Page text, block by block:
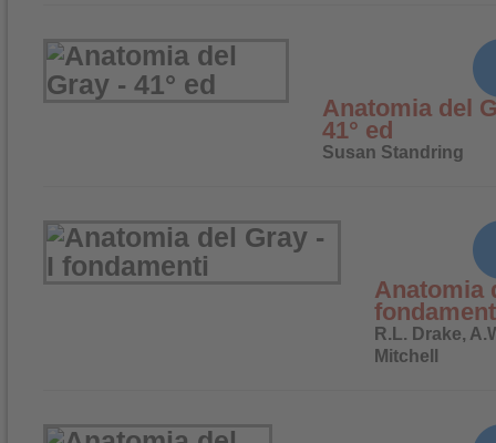
Anatomia del
41° ed
Susan Standring
Anatomia
R.L. Drake,
Mitchell